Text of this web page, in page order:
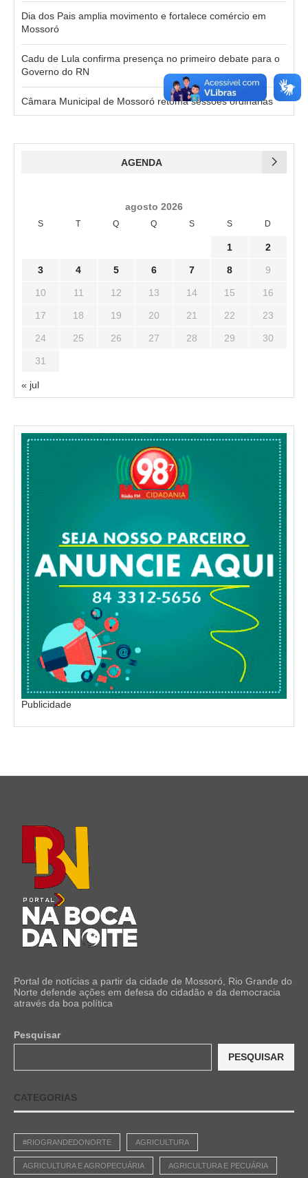
Dia dos Pais amplia movimento e fortalece comércio em
Mossoró
Cadu de Lula confirma presença no primeiro debate para o
Governo do RN
Câmara Municipal de Mossoró retoma sessões ordinárias
AGENDA
agosto 2026
S T Q Q S S D
1 2
3 4 5 6 7 8 9
10 11 12 13 14 15 16
17 18 19 20 21 22 23
24 25 26 27 28 29 30
31
« jul
Publicidade
Portal de notícias a partir da cidade de Mossoró, Rio Grande do
Norte defende ações em defesa do cidadão e da democracia
através da boa política
Pesquisar
PESQUISAR
CATEGORIAS
#RIOGRANDEDONORTE AGRICULTURA
AGRICULTURA E AGROPECUÁRIA AGRICULTURA E PECUÁRIA